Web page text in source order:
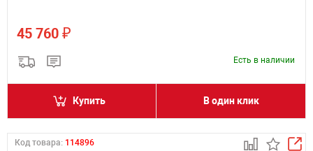
45 760 ₽
Есть в наличии
Купить В один клик
Код товара: 114896